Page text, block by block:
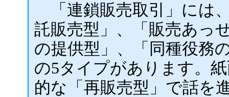
「連鎖販売取引」には
託販売型」、「販売あっ
の提供型」、「同種役務
の5タイプがあります。
的な「再販売型」で話を